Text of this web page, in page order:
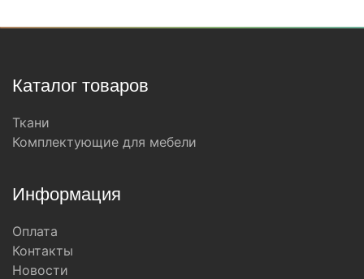
Каталог товаров
Ткани
Комплектующие для мебели
Информация
Оплата
Контакты
Новости